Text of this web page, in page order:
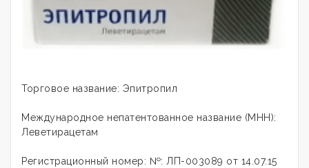
Торговое название: Эпитропил
Международное непатентованное название (МНН):
Леветирацетам
Регистрационный номер: №: ЛП-003089 от 14.07.15